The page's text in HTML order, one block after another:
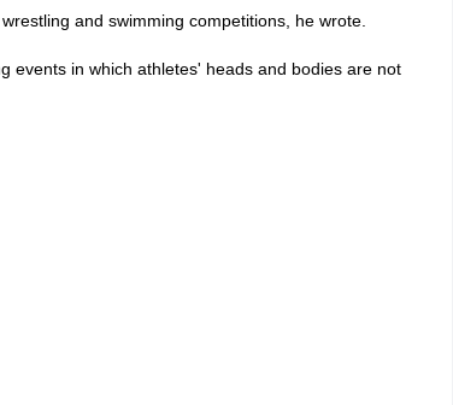
and swimming competitions, he wrote.
events in which athletes' heads and bodies are not